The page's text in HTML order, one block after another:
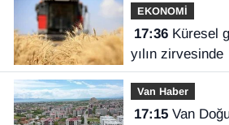
EKONOMİ
17:36Küresel gıda fiyatları 3,5
yılın zirvesinde
Van Haber
17:15Van Doğu Anadolu'da ilk